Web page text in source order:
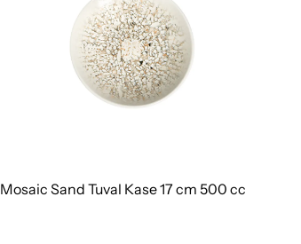
Mosaic Sand Tuval Kase 17 cm 500 cc